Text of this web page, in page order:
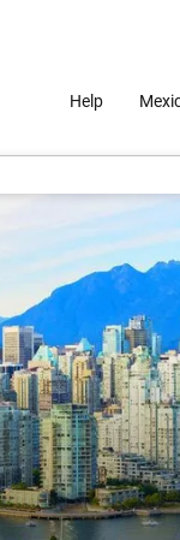
Help